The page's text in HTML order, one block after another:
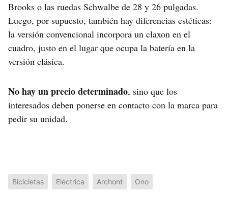
Brooks o las ruedas Schwalbe de 28 y 26 pulgadas.
Luego, por supuesto, también hay diferencias estéticas:
la versión convencional incorpora un claxon en el
cuadro, justo en el lugar que ocupa la batería en la
versión clásica.
No hay un precio determinado, sino que los
interesados deben ponerse en contacto con la marca para
pedir su unidad.
Bicicletas Eléctrica Archont Ono